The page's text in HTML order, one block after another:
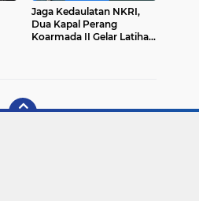
Jaga Kedaulatan NKRI,
Dua Kapal Perang
Koarmada II Gelar Latihan